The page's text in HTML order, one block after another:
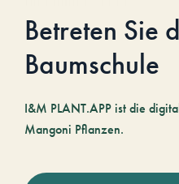
Betreten Sie
Baumschule
I&M PLANT.APP ist die
Mangoni Pflanzen.